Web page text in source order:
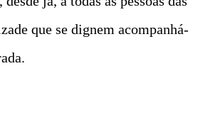
que se dignem acompanhá-